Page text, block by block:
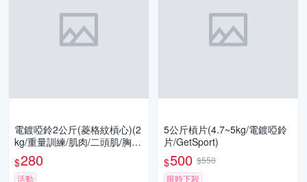
電鍍啞鈴2公斤(菱格紋槓心)(2
kg/重量訓練/肌肉/二頭肌/胸
肌/舉重/GetSport)
$280
活動
5公斤槓片(4.7~5kg/電鍍啞鈴
片/GetSport)
$500 $550
限時下殺